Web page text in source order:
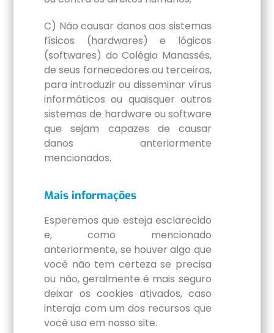
C) Não causar danos aos sistemas
físicos (hardwares) e lógicos
(softwares) do Colégio Manassés,
de seus fornecedores ou terceiros,
para introduzir ou disseminar vírus
informáticos ou quaisquer outros
sistemas de hardware ou software
que sejam capazes de causar
danos anteriormente
mencionados.
Mais informações
Esperemos que esteja esclarecido
e, como mencionado
anteriormente, se houver algo que
você não tem certeza se precisa
ou não, geralmente é mais seguro
deixar os cookies ativados, caso
interaja com um dos recursos que
você usa em nosso site.